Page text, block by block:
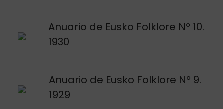
Anuario de Eusko Folklore Nº 10.
1930
Argitalpena ikusi
Anuario de Eusko Folklore Nº 9.
1929
Argitalpena ikusi